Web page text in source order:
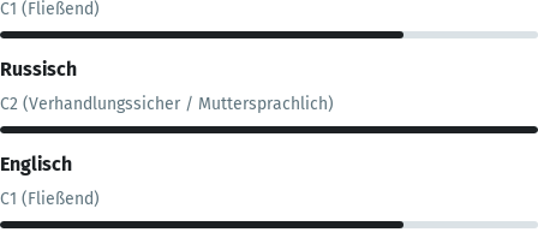
C1 (Fließend)
Russisch
C2 (Verhandlungssicher / Muttersprachlich)
Englisch
C1 (Fließend)